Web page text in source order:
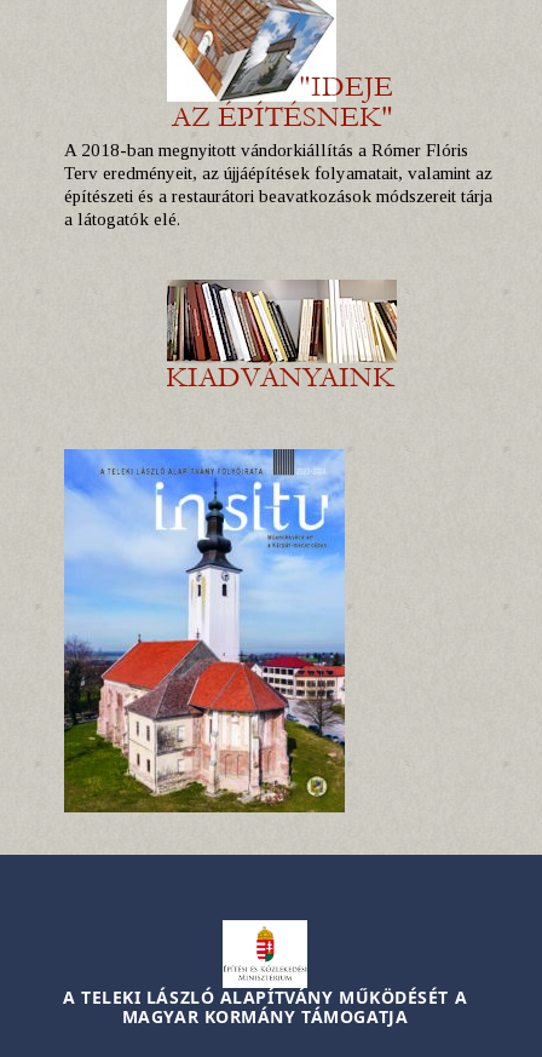
A 2018-ban megnyitott vándorkiállítás a Rómer Flóris
Terv eredményeit, az újjáépítések folyamatait, valamint az
építészeti és a restaurátori beavatkozások módszereit tárja
a látogatók elé.
A TELEKI LÁSZLÓ ALAPÍTVÁNY MŰKÖDÉSÉT A
MAGYAR KORMÁNY TÁMOGATJA